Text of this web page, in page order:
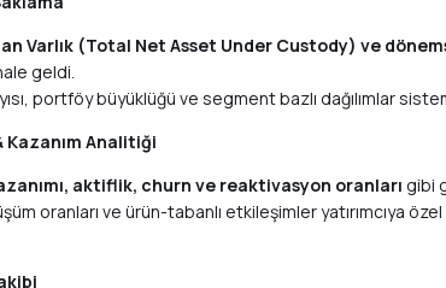
Varlık (Total Net Asset Under Custody) ve
geldi.
portföy büyüklüğü ve segment bazlı dağılımlar
Kazanım Analitiği
aktiflik, churn ve reaktivasyon oranları gibi
oranları ve ürün-tabanlı etkileşimler yatırımcıya